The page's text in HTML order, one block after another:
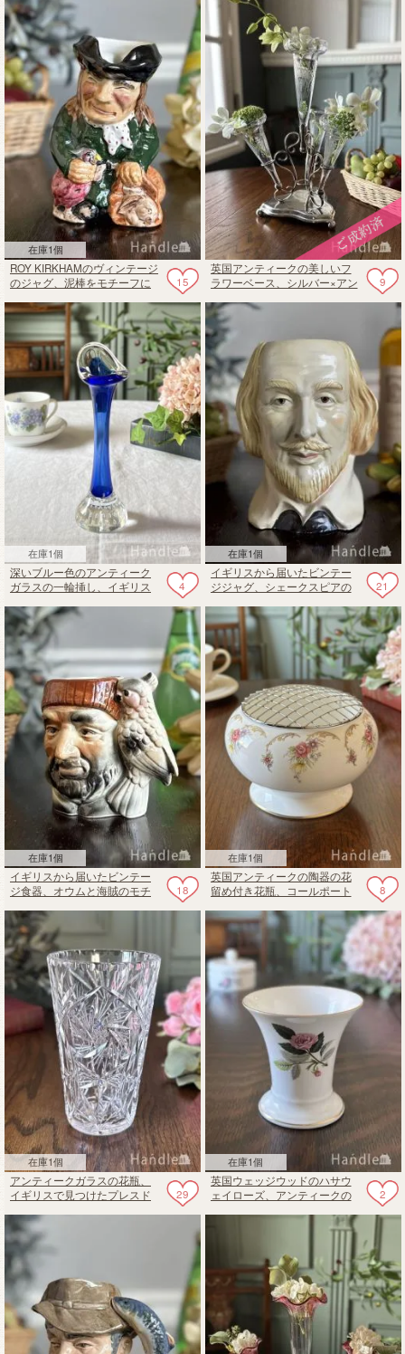
在庫1個
15
ROY KIRKHAMのヴィンテージ
のジャグ、泥棒をモチーフに
9
英国アンティークの美しいフ
ラワーベース、シルバー×アン
在庫1個
4
深いブルー色のアンティーク
ガラスの一輪挿し、イギリス
ーベース
在庫1個
21
イギリスから届いたビンテー
ジジャグ、シェークスピアの
在庫1個
18
イギリスから届いたビンテー
ジ食器、オウムと海賊のモチ
在庫1個
8
英国アンティークの陶器の花
留め付き花瓶、コールポート
ワーベース
在庫1個
29
アンティークガラスの花瓶、
イギリスで見つけたプレスド
在庫1個
2
英国ウェッジウッドのハサウ
ェイローズ、アンティークの